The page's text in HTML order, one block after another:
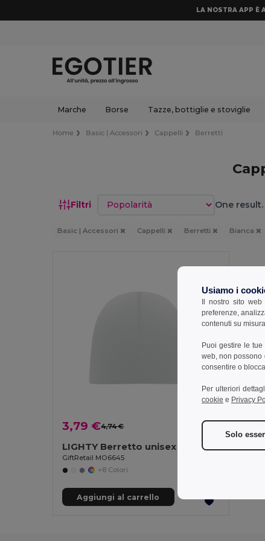
LA NOSTRA APP È
Marche Borse Tazze, bottiglie e stoviglie
Home Basic | Accessori Cappelli Berretti
Filtri Ordina per One result.
Basic | Accessori Cappelli Berretti Bianca
3,79 €4,74 € -20%
LIGHTY Berretto unisex in cotone
GiftRetail MO6645
+8 Colori
Aggiungi al carrello
Usiamo i
Il nostro sito
preferenze,
contenuti su
Puoi gestire le
web, non possono
consentire o
Per ulteriori
cookie e Privacy
Solo